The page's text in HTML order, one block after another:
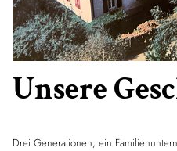
Unsere
Drei Generationen, ein